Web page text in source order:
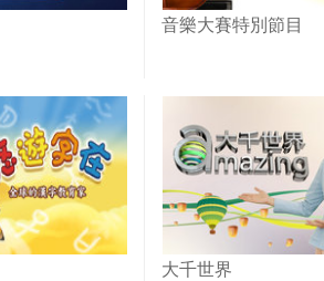
音樂大賽特別節目
大千世界